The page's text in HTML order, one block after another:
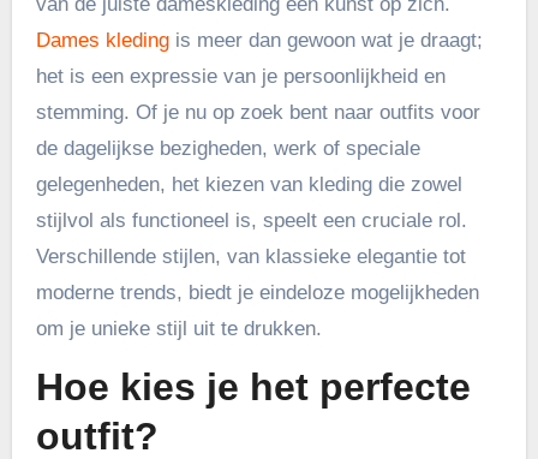
Dames kledingis meer dan gewoon wat je draagt;
het is een expressie van je persoonlijkheid en
stemming. Of je nu op zoek bent naar outfits voor
de dagelijkse bezigheden, werk of speciale
gelegenheden, het kiezen van kleding die zowel
stijlvol als functioneel is, speelt een cruciale rol.
Verschillende stijlen, van klassieke elegantie tot
moderne trends, biedt je eindeloze mogelijkheden
om je unieke stijl uit te drukken.
Hoe kies je het perfecte
outfit?